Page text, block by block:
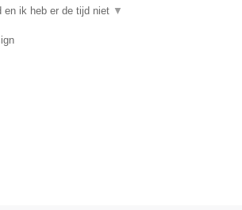
en ik heb er de tijd niet ▼